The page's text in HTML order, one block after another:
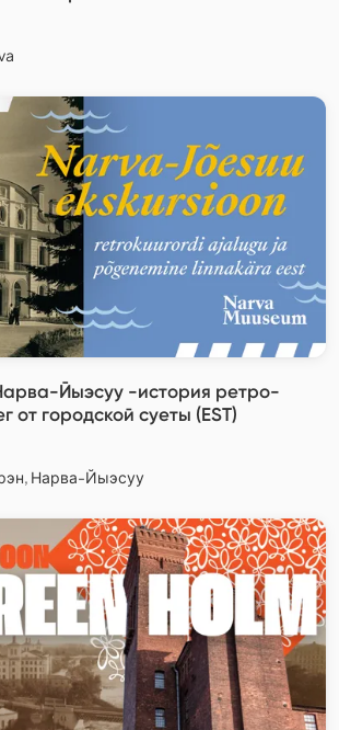
Йыэсуу -история ретро-
от городской суеты (EST)
Нарва-Йыэсуу